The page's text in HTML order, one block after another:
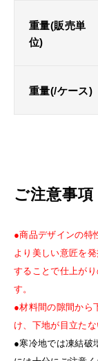
重量(販売単
位)
重量(/ケース)
ご注意事項
●商品デザインの特
より美しい意匠を
することで仕上が
す。
●材料間の隙間から
け、下地が目立た
●寒冷地では凍結破